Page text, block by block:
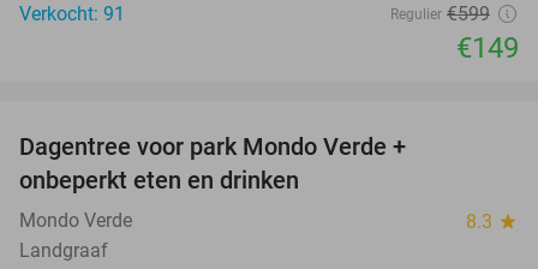
Verkocht: 91
Regulier €599
€149
Dagentree voor park Mondo Verde +
onbeperkt eten en drinken
Mondo Verde 8.3 star
Landgraaf